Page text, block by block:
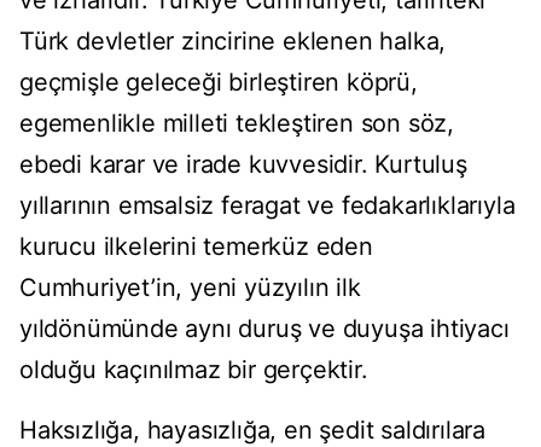
Türk devletler zincirine eklenen halka,
geçmişle geleceği birleştiren köprü,
egemenlikle milleti tekleştiren son söz,
ebedi karar ve irade kuvvesidir. Kurtuluş
yıllarının emsalsiz feragat ve fedakarlıklarıyla
kurucu ilkelerini temerküz eden
Cumhuriyet’in, yeni yüzyılın ilk
yıldönümünde aynı duruş ve duyuşa ihtiyacı
olduğu kaçınılmaz bir gerçektir.
Haksızlığa, hayasızlığa, en şedit saldırılara